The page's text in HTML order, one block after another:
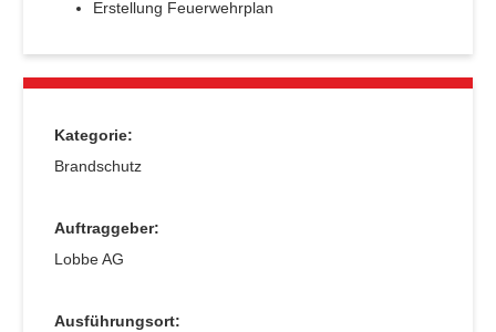
Erstellung Feuerwehrplan
Kategorie:
Brandschutz
Auftraggeber:
Lobbe AG
Ausführungsort: